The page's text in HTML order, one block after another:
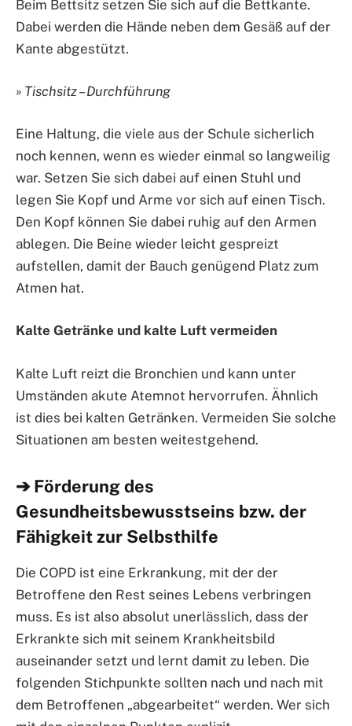
Beim Bettsitz setzen Sie sich auf die Bettkante.
Dabei werden die Hände neben dem Gesäß auf der
Kante abgestützt.
» Tischsitz – Durchführung
Eine Haltung, die viele aus der Schule sicherlich
noch kennen, wenn es wieder einmal so langweilig
war. Setzen Sie sich dabei auf einen Stuhl und
legen Sie Kopf und Arme vor sich auf einen Tisch.
Den Kopf können Sie dabei ruhig auf den Armen
ablegen. Die Beine wieder leicht gespreizt
aufstellen, damit der Bauch genügend Platz zum
Atmen hat.
Kalte Getränke und kalte Luft vermeiden
Kalte Luft reizt die Bronchien und kann unter
Umständen akute Atemnot hervorrufen. Ähnlich
ist dies bei kalten Getränken. Vermeiden Sie solche
Situationen am besten weitestgehend.
➔ Förderung des
Gesundheitsbewusstseins bzw. der
Fähigkeit zur Selbsthilfe
Die COPD ist eine Erkrankung, mit der der
Betroffene den Rest seines Lebens verbringen
muss. Es ist also absolut unerlässlich, dass der
Erkrankte sich mit seinem Krankheitsbild
auseinander setzt und lernt damit zu leben. Die
folgenden Stichpunkte sollten nach und nach mit
dem Betroffenen „abgearbeitet“ werden. Wer sich